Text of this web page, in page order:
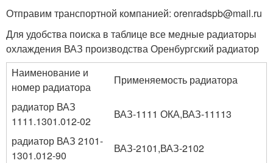
Отправим транспортной компанией: orenradspb@mail.ru
Для удобства поиска в таблице все медные радиаторы
охлаждения ВАЗ производства Оренбургский радиатор
Наименование и
номер радиатора
Применяемость радиатора
радиатор ВАЗ
1111.1301.012-02
ВАЗ-1111 ОКА,ВАЗ-11113
радиатор ВАЗ 2101-
1301.012-90
ВАЗ-2101,ВАЗ-2102